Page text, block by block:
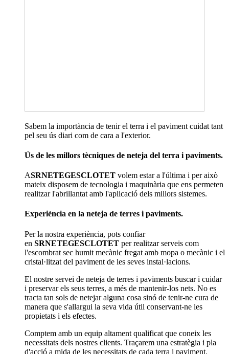
Sabem la importància de tenir el terra i el paviment cuidat tant
pel seu ús diari com de cara a l'exterior.
Ús de les millors tècniques de neteja del terra i paviments.
ASRNETEGESCLOTET volem estar a l'última i per això
mateix disposem de tecnologia i maquinària que ens permeten
realitzar l'abrillantat amb l'aplicació dels millors sistemes.
Experiència en la neteja de terres i paviments.
Per la nostra experiència, pots confiar
en SRNETEGESCLOTET per realitzar serveis com
l'escombrat sec humit mecànic fregat amb mopa o mecànic i el
cristal·litzat del paviment de les seves instal·lacions.
El nostre servei de neteja de terres i paviments buscar i cuidar
i preservar els seus terres, a més de mantenir-los nets. No es
tracta tan sols de netejar alguna cosa sinó de tenir-ne cura de
manera que s'allargui la seva vida útil conservant-ne les
propietats i els efectes.
Comptem amb un equip altament qualificat que coneix les
necessitats dels nostres clients. Traçarem una estratègia i pla
d'acció a mida de les necessitats de cada terra i paviment.